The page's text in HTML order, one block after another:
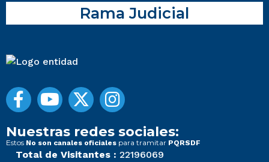
Rama Judicial
Nuestras redes sociales:
Estos No son canales oficiales para tramitar PQRSDF
Total de Visitantes : 22196069